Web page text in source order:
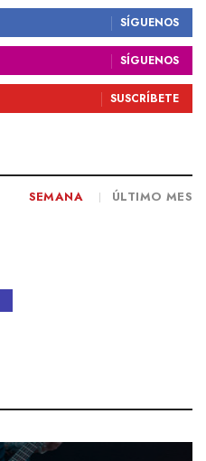
SÍGUENOS
SÍGUENOS
SUSCRÍBETE
SEMANA ÚLTIMO MES